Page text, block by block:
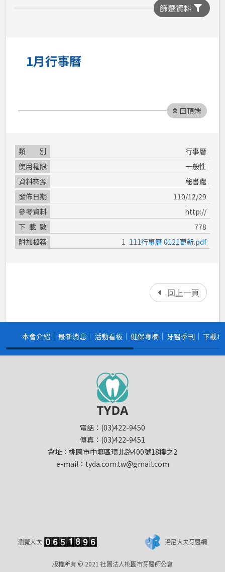
篩選資料
1月行事曆
回頂端
類別
行事曆
使用權限
一般性
資料來源
秘書處
發佈日期
110/12/29
參考資料
http://
下載數
778
附加檔案
111行事曆 0121更新.pdf
回上一頁
本會介紹 最新消息 活動看板 健保專欄 牙醫季刊 下載
電話：(03)422-9450
傳真：(03)422-9451
會址：桃園市中壢區環北路400號18樓之2
e-mail：tyda.com.tw@gmail.com
瀏覽人次
版權所有 © 2021 社團法人桃園市牙醫師公會
湯尼大夫牙醫網